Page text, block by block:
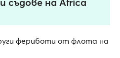
фериботи от флота на